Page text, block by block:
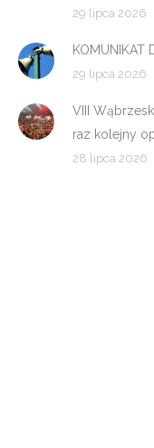
29 lipca 2026
KOMUNIKAT
29 lipca 2026
VIII
raz kolejny
28 lipca 2026